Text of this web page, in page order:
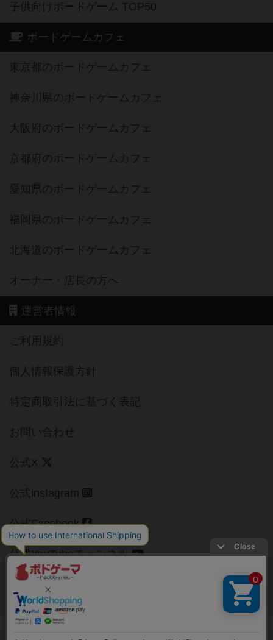
子供向けボードゲーム TOP50
ボードゲームカフェ
東京都のボードゲームカフェ
神奈川県のボードゲームカフェ
大阪府のボードゲームカフェ
京都府のボードゲームカフェ
愛知県のボードゲームカフェ
福岡県のボードゲームカフェ
北海道のボードゲームカフェ
オーナー・店長の方へ
運営者情報
ご利用規約
個人情報保護方針
特定商取引法に基づく表記
お問い合わせ
公式X
公式instagram
公式Facebook
公式YouTubeチャンネル